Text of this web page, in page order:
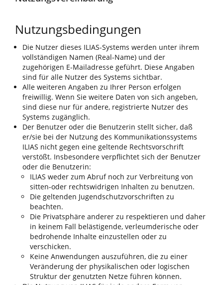
Nutzungsbedingungen
Die Nutzer dieses ILIAS-Systems werden unter ihrem
vollständigen Namen (Real-Name) und der
zugehörigen E-Mailadresse geführt. Diese Angaben
sind für alle Nutzer des Systems sichtbar.
Alle weiteren Angaben zu Ihrer Person erfolgen
freiwillig. Wenn Sie weitere Daten von sich angeben,
sind diese nur für andere, registrierte Nutzer des
Systems zugänglich.
Der Benutzer oder die Benutzerin stellt sicher, daß
er/sie bei der Nutzung des Kommunikationssystems
ILIAS nicht gegen eine geltende Rechtsvorschrift
verstößt. Insbesondere verpflichtet sich der Benutzer
oder die Benutzerin:
ILIAS weder zum Abruf noch zur Verbreitung von
sitten-oder rechtswidrigen Inhalten zu benutzen.
Die geltenden Jugendschutzvorschriften zu
beachten.
Die Privatsphäre anderer zu respektieren und daher
in keinem Fall belästigende, verleumderische oder
bedrohende Inhalte einzustellen oder zu
verschicken.
Keine Anwendungen auszuführen, die zu einer
Veränderung der physikalischen oder logischen
Struktur der genutzten Netze führen können.